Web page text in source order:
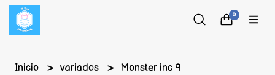
0
Inicio variados Monster inc 9